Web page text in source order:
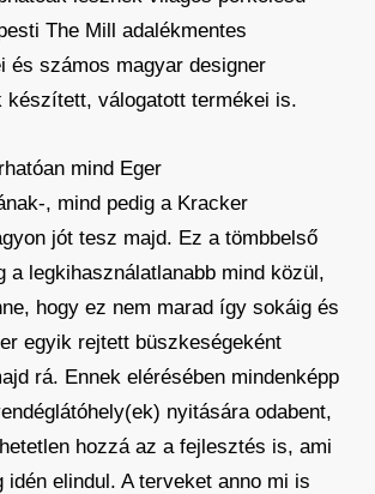
The Mill adalékmentes
és számos magyar designer
készített, válogatott termékei is.
mind Eger
, mind pedig a Kracker
jót tesz majd. Ez a tömbbelső
a legkihasználatlanabb mind közül,
hogy ez nem marad így sokáig és
egyik rejtett büszkeségeként
rá. Ennek elérésében mindenképp
nyitására odabent,
hozzá az a fejlesztés is, ami
idén elindul. A terveket anno mi is